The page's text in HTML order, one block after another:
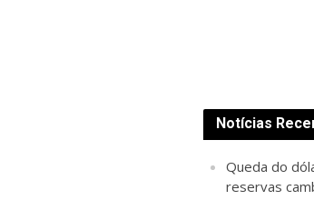
Notícias
Queda do
reservas